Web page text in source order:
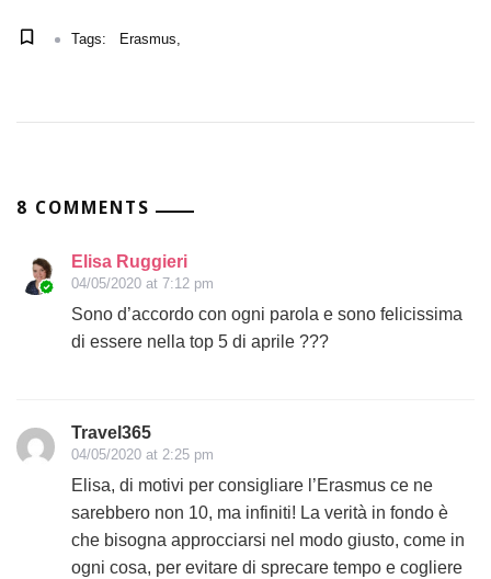
Tags: Erasmus
8 COMMENTS
Elisa Ruggieri
04/05/2020 at 7:12 pm
Sono d’accordo con ogni parola e sono felicissima
di essere nella top 5 di aprile ???
Travel365
04/05/2020 at 2:25 pm
Elisa, di motivi per consigliare l’Erasmus ce ne
sarebbero non 10, ma infiniti! La verità in fondo è
che bisogna approcciarsi nel modo giusto, come in
ogni cosa, per evitare di sprecare tempo e cogliere